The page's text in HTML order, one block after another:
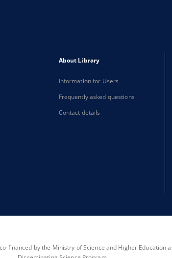
About Library
Information for Users
Frequently asked questions
Contact details
financed by the Ministry of Science and Higher Education